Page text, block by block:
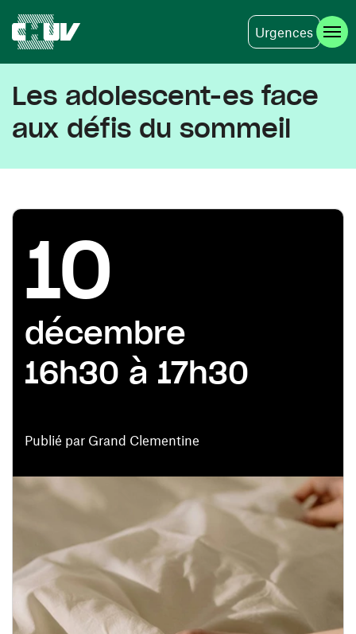
Urgences
Les adolescent-es face
aux défis du sommeil
Publié par Grand Clementine
10
décembre
16h30 à 17h30